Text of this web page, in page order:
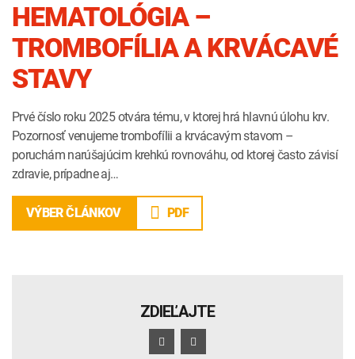
HEMATOLÓGIA –
TROMBOFÍLIA A KRVÁCAVÉ
STAVY
Prvé číslo roku 2025 otvára tému, v ktorej hrá hlavnú úlohu krv.
Pozornosť venujeme trombofílii a krvácavým stavom –
poruchám narúšajúcim krehkú rovnováhu, od ktorej často závisí
zdravie, prípadne aj…
VÝBER ČLÁNKOV PDF
ZDIEĽAJTE